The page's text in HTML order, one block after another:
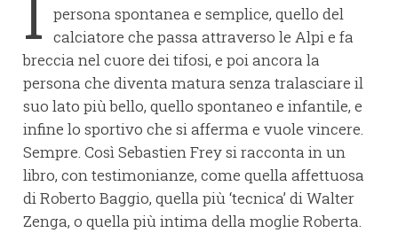
persona spontanea e semplice, quello del
calciatore che passa attraverso le Alpi e fa
breccia nel cuore dei tifosi, e poi ancora la
persona che diventa matura senza tralasciare il
suo lato più bello, quello spontaneo e infantile, e
infine lo sportivo che si afferma e vuole vincere.
Sempre. Così Sebastien Frey si racconta in un
libro, con testimonianze, come quella affettuosa
di Roberto Baggio, quella più ‘tecnica’ di Walter
Zenga, o quella più intima della moglie Roberta.